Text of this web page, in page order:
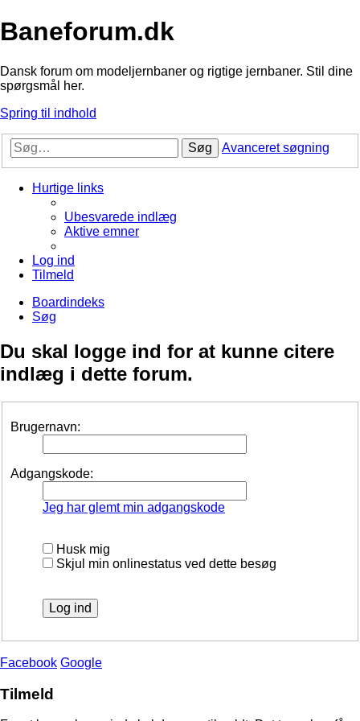
Baneforum.dk
Dansk forum om modeljernbaner og rigtige jernbaner. Stil dine
spørgsmål her.
Spring til indhold
Søg Avanceret søgning
Hurtige links
Ubesvarede indlæg
Aktive emner
Log ind
Tilmeld
Boardindeks
Søg
Du skal logge ind for at kunne citere
indlæg i dette forum.
Brugernavn:
Adgangskode:
Jeg har glemt min adgangskode
Husk mig
Skjul min onlinestatus ved dette besøg
Facebook Google
Tilmeld